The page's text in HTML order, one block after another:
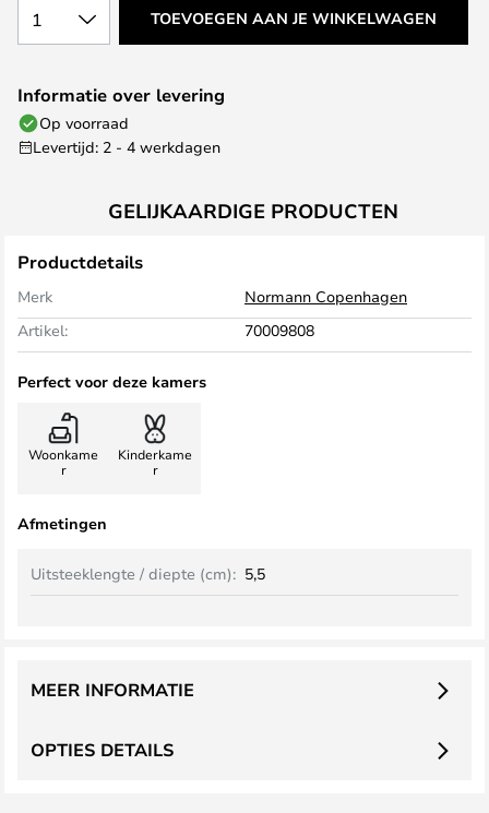
1 TOEVOEGEN AAN JE WINKELWAGEN
Informatie over levering
Op voorraad
Levertijd: 2 - 4 werkdagen
GELIJKAARDIGE PRODUCTEN
Productdetails
Merk
Normann Copenhagen
Artikel:
70009808
Perfect voor deze kamers
Woonkame
r
Kinderkame
r
Afmetingen
Uitsteeklengte / diepte (cm): 5,5
OPTIES DETAILS
MEER INFORMATIE